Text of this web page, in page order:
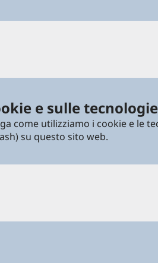
e sulle
come utilizziamo i cookie e le
su questo sito web.